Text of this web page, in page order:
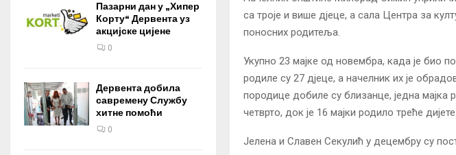
са троје и више дјеце, а сала Центра за
поносних родитеља.
Укупно 23 мајке од новембра, када је био
родиле су 27 дјеце, а начелник их је
породице добиле су близанце, једна мајка
четврто, док је 16 мајки родило треће дијете.
Јелена и Славен Секулић у децембру су
Пазарни дан у „Хипер
Корту“ Дервента уз
акцијске цијене
0
Дервента добила
савремену Службу
хитне помоћи
0